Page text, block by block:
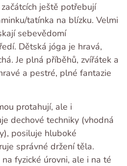
ještě potřebují
tatínka na blízku. Velmi
sebevědomí
Dětská jóga je hravá,
Je plná příběhů, zvířátek a
a pestré, plné fantazie
protahují, ale i
dechové techniky (vhodná
posiluje hluboké
správné držení těla.
fyzické úrovni, ale i na té